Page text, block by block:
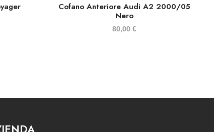
Cofano Anteriore Audi A2 2000/05
Nero
80,00 €